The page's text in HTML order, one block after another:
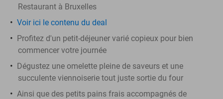
Restaurant à Bruxelles
Voir ici le contenu du deal
Profitez d'un petit-déjeuner varié copieux pour bien
commencer votre journée
Dégustez une omelette pleine de saveurs et une
succulente viennoiserie tout juste sortie du four
Ainsi que des petits pains frais accompagnés de